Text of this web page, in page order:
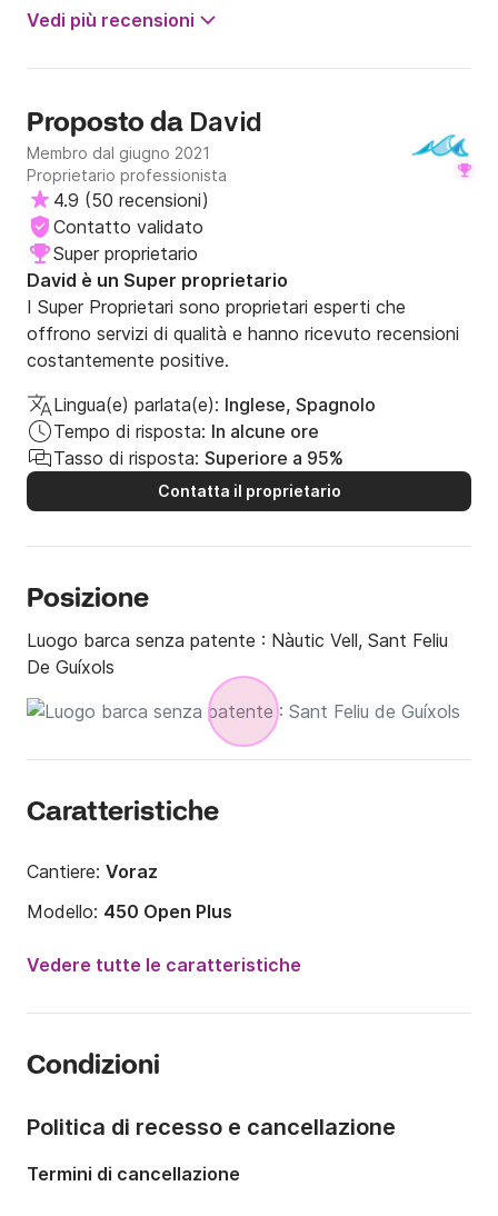
chiusi. Molto reattivo anche sui feedback. In cima !!!! ?
Vedi più recensioni
Proposto da David
Membro dal giugno 2021
Proprietario professionista
4.9 (50 recensioni)
Contatto validato
Super proprietario
David è un Super proprietario
I Super Proprietari sono proprietari esperti che
offrono servizi di qualità e hanno ricevuto recensioni
costantemente positive.
Lingua(e) parlata(e): Inglese, Spagnolo
Tempo di risposta: In alcune ore
Tasso di risposta: Superiore a 95%
Contatta il proprietario
Posizione
Luogo barca senza patente : Nàutic Vell, Sant Feliu
De Guíxols
Caratteristiche
Cantiere: Voraz
Modello: 450 Open Plus
15CV
Portata massima persone:
Vedere tutte le caratteristiche
Condizioni
Politica di recesso e cancellazione
Termini di cancellazione